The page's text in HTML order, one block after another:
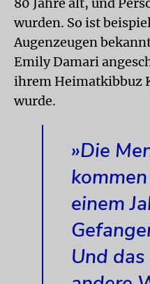
wurden. So ist
Augenzeugen
Emily Damari
ihrem Heimatkibbuz
wurde.
»Die
einem
Und